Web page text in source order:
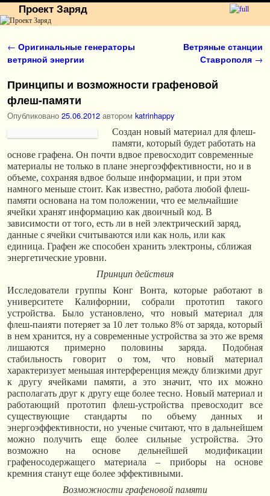
Проект Заряд
Навигация по записям
← Оригинальные генераторы
ветряной энергии
Ветряные станции
Ставрополя →
Принципы и возможности графеновой
флеш-памяти
Опубликовано 25.06.2012 автором katrinhappy
Создан новый материал для флеш-
памяти, который будет работать на
основе графена. Он почти вдвое превосходит современные
материалы не только в плане энергоэффективности, но и в
объеме, сохраняя вдвое больше информации, и при этом
намного меньше стоит. Как известно, работа любой флеш-
памяти основана на том положении, что ее мельчайшие
ячейки хранят информацию как двоичный код. В
зависимости от того, есть ли в ней электрический заряд,
данные с ячейки считываются или как ноль, или как
единица. Графен же способен хранить электроны, сближая
энергетические уровни.
Принцип действия
Исследователи группы Конг Вонта, которые работают в
университете Калифорнии, собрали прототип такого
устройства. Было установлено, что новый материал для
флеш-паияти потеряет за 10 лет только 8% от заряда, который
в нем хранится, ну а современные устройства за это же время
лишаются примерно половины заряда. Подобная
стабильность говорит о том, что новый материал
характеризует меньшая интерференция между близкими друг
к другу ячейками памяти, а это значит, что их можно
располагать друг к другу еще более тесно. Новый материал и
работающий прототип флеш-устройства превосходит все
существующие стандарты по объему данных и
энергоэффективности, но ученые считают, что в дальнейшем
можно получить еще более сильные устройства. Это
возможно на основе дельнейшей модификации
графеносодержащего материала – приборы на основе
кремния станут еще более эффективными.
Возможности графеновой памяти